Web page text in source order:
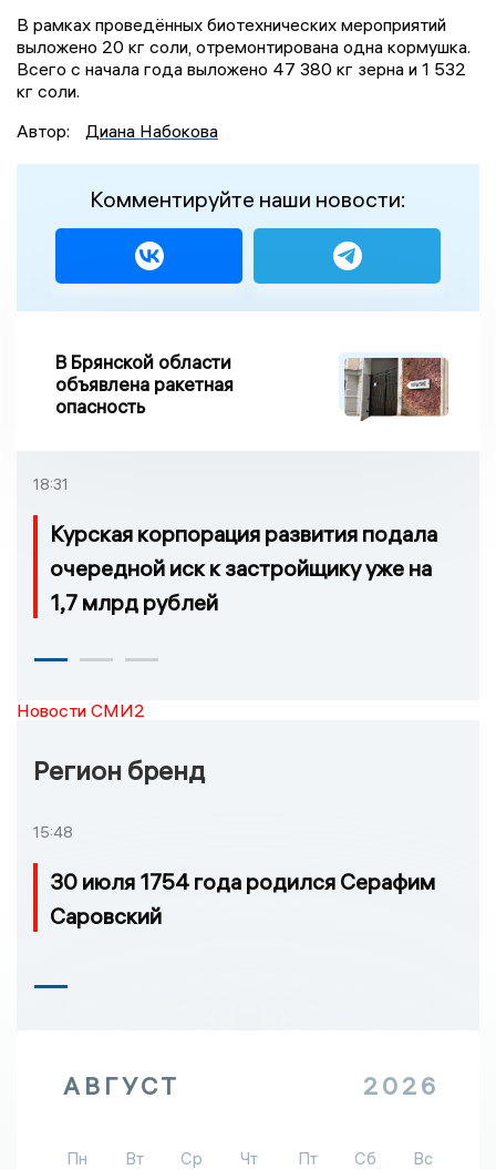
В рамках проведённых биотехнических мероприятий
выложено 20 кг соли, отремонтирована одна кормушка.
Всего с начала года выложено 47 380 кг зерна и 1 532
кг соли.
Автор:
Диана Набокова
Комментируйте наши новости:
В Брянской области
объявлена ракетная
опасность
18:31
Курская корпорация развития подала
очередной иск к застройщику уже на
1,7 млрд рублей
Новости СМИ2
Регион бренд
15:48
30 июля 1754 года родился Серафим
Саровский
АВГУСТ 2026
Пн Вт Ср Чт Пт Сб
Вс